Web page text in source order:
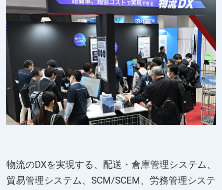
物流のDXを実現する、配送・倉庫管理システム、
貿易管理システム、SCM/SCEM、労務管理システ